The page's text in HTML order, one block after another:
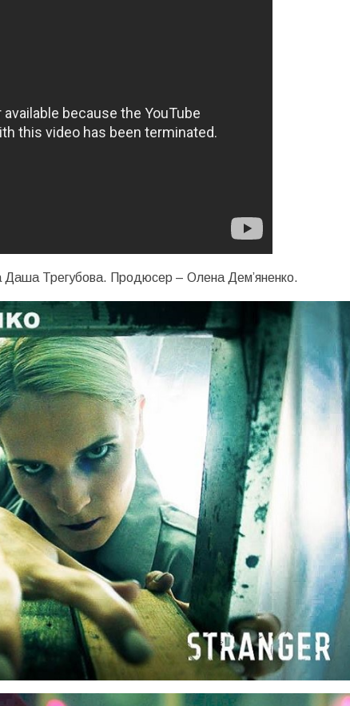
Даша Трегубова. Продюсер – Олена Дем’яненко.